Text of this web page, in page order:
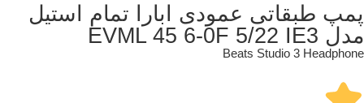
پمپ طبقاتی عمودی ابارا تمام استیل
مدل EVML 45 6-0F 5/22 IE3
Beats Studio 3 Headphone